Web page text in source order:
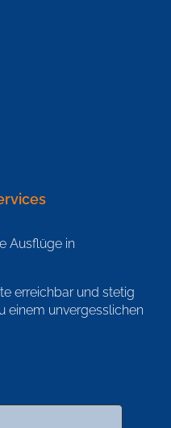
Ausflüge in
erreichbar und stetig
einem unvergesslichen